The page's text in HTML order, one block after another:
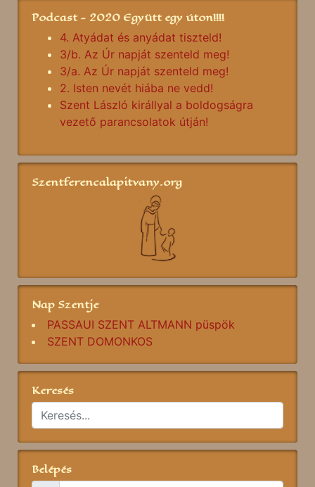
Podcast - 2020 Együtt egy úton!!!!
4. Atyádat és anyádat tiszteld!
3/b. Az Úr napját szenteld meg!
3/a. Az Úr napját szenteld meg!
2. Isten nevét hiába ne vedd!
Szent László királlyal a boldogságra
vezető parancsolatok útján!
Szentferencalapitvany.org
Nap Szentje
PASSAUI SZENT ALTMANN püspök
SZENT DOMONKOS
Keresés
Belépés